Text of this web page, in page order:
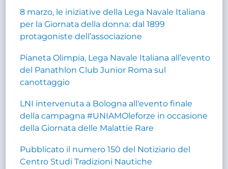
8 marzo, le iniziative della Lega Navale Italiana
per la Giornata della donna: dal 1899
protagoniste dell’associazione
Pianeta Olimpia, Lega Navale Italiana all’evento
del Panathlon Club Junior Roma sul
canottaggio
LNI intervenuta a Bologna all'evento finale
della campagna #UNIAMOleforze in occasione
della Giornata delle Malattie Rare
Pubblicato il numero 150 del Notiziario del
Centro Studi Tradizioni Nautiche